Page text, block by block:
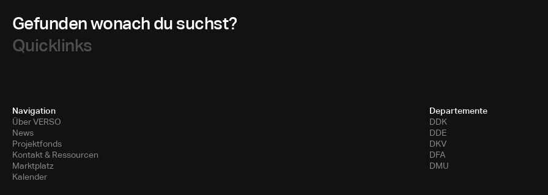
Gefunden wonach du suchst?
Quicklinks
Navigation
Über VERSO
News
Projektfonds
Kontakt & Ressourcen
Marktplatz
Kalender
Departemente
DDK
DDE
DKV
DFA
DMU